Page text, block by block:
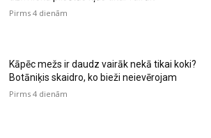
Pirms 4 dienām
Kāpēc mežs ir daudz vairāk nekā tikai koki?
Botāniķis skaidro, ko bieži neievērojam
Pirms 4 dienām